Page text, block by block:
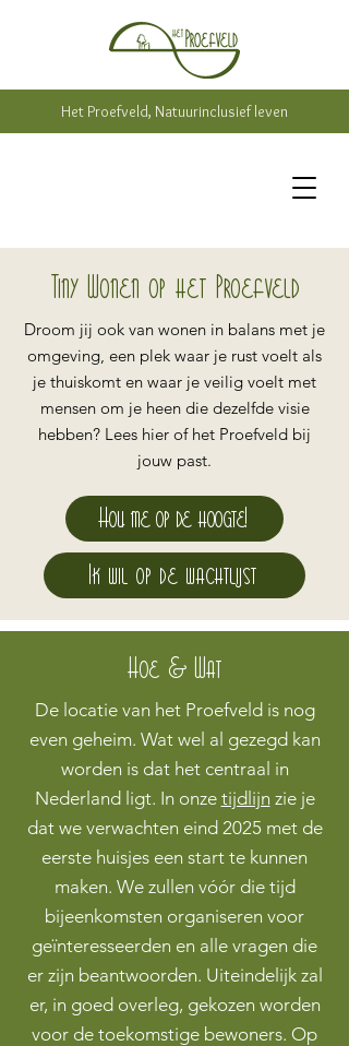
Het Proefveld, Natuurinclusief leven
Tiny Wonen op het Proefveld
Droom jij ook van wonen in balans met je
omgeving, een plek waar je rust voelt als
je thuiskomt en waar je veilig voelt met
mensen om je heen die dezelfde visie
hebben? Lees hier of het Proefveld bij
jouw past.
Hou me op de hoogte!
Ik wil op de wachtlijst
Hoe & Wat
De locatie van het Proefveld is nog
even geheim. Wat wel al gezegd kan
worden is dat het centraal in
Nederland ligt. In onze tijdlijn zie je
dat we verwachten eind 2025 met de
eerste huisjes een start te kunnen
maken. We zullen vóór die tijd
bijeenkomsten organiseren voor
geïnteresseerden en alle vragen die
er zijn beantwoorden. Uiteindelijk zal
er, in goed overleg, gekozen worden
voor de toekomstige bewoners. Op